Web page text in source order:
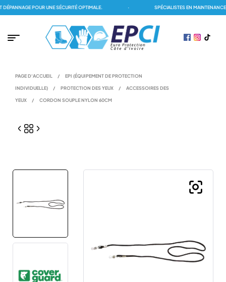
POUR UNE SÉCURITÉ OPTIMALE. SPÉCIALISTES EN MAINTENANCE
PAGE D'ACCUEIL / EPI (ÉQUIPEMENT DE PROTECTION
INDIVIDUELLE) / PROTECTION DES YEUX / ACCESSOIRES DES
YEUX / CORDON SOUPLE NYLON 60CM